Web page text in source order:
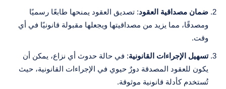
ضمان مصداقية العقود: تصديق العقود يمنحها طابعًا رسميًا
ومصدقًا، مما يزيد من مصداقيتها ويجعلها مقبولة قانونيًا في أي
وقت.
تسهيل الإجراءات القانونية: في حالة حدوث أي نزاع، يمكن أن
يكون للعقود المصدقة دورٌ حيوي في الإجراءات القانونية، حيث
تُستخدم كأدلة قانونية موثوقة.